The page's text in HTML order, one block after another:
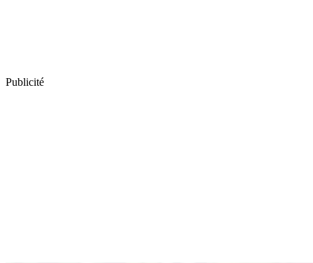
Publicité